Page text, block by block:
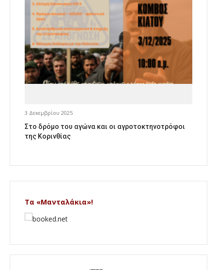
3 Δεκεμβρίου 2025
Στο δρόμο του αγώνα και οι αγροτοκτηνοτρόφοι
της Κορινθίας
Τα «Μανταλάκια»!